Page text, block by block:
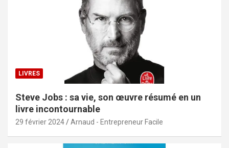
LIVRES
Steve Jobs : sa vie, son œuvre résumé en un
livre incontournable
29 février 2024 Arnaud - Entrepreneur Facile